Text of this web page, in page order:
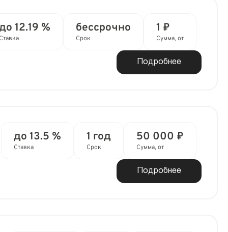
12.19 % бессрочно
Срок
1 ₽
Сумма, от
Подробнее
до 13.5 %
Ставка
1 год
Срок
50 000 ₽
Сумма, от
Подробнее